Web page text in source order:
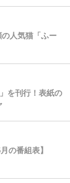
人気猫「ふー
を刊行！表紙の
の番組表】